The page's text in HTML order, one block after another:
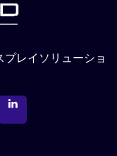
レイソリューショ